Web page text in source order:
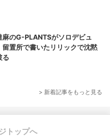
麻のG-PLANTSがソロデビュ
置所で書いたリリックで沈黙
る
> 新着記事をもっと見る
トップへ